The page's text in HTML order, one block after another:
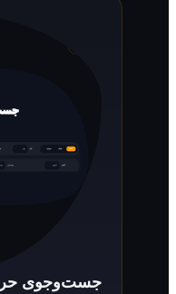
جست‌وجوی حرفه‌ای